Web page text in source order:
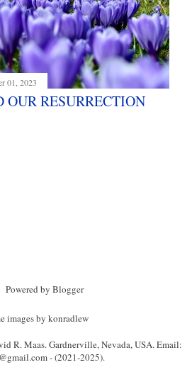
01, 2023
RESURRECTION
Powered by Blogger
images by konradlew
R. Maas. Gardnerville, Nevada, USA. Email:
- (2021-2025).